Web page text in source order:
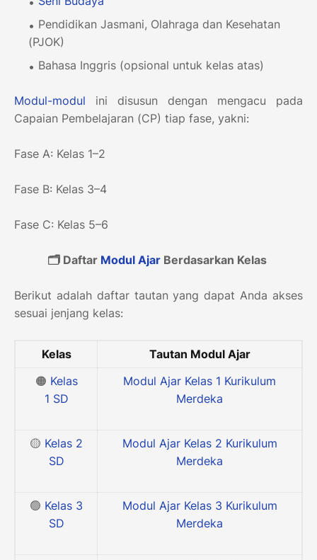
Pendidikan Jasmani, Olahraga dan Kesehatan
(PJOK)
Bahasa Inggris (opsional untuk kelas atas)
Modul-modul ini disusun dengan mengacu pada
Capaian Pembelajaran (CP) tiap fase, yakni:
Fase A: Kelas 1–2
Fase B: Kelas 3–4
Fase C: Kelas 5–6
🗂️ Daftar Modul AjarBerdasarkan Kelas
Berikut adalah daftar tautan yang dapat Anda akses
sesuai jenjang kelas:
Kelas
Tautan Modul Ajar
🟠 Kelas
1 SD
Modul Ajar Kelas 1 Kurikulum
Merdeka
🟡 Kelas 2
SD
Modul Ajar Kelas 2 Kurikulum
Merdeka
🟢 Kelas 3
SD
Modul Ajar Kelas 3 Kurikulum
Merdeka